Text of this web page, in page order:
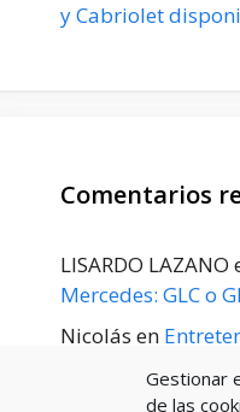
Gestionar
de las
y Cabriolet
Comentarios
LISARDO LAZANO
Mercedes: GLC o
Nicolás en
principios de 2020